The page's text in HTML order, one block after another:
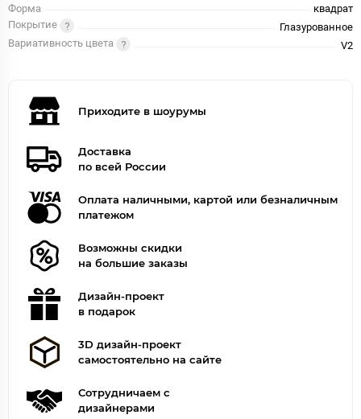
Форма
квадрат
Покрытие
Глазурованное
Вариативность цвета
V2
Приходите в шоурумы
Доставка
по всей России
Оплата наличными, картой или безналичным
платежом
Возможны скидки
на большие заказы
Дизайн-проект
в подарок
3D дизайн-проект
самостоятельно на сайте
Сотрудничаем с
дизайнерами